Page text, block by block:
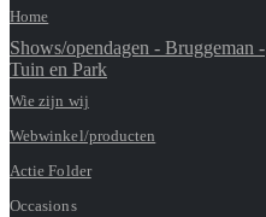
Home
Shows/opendagen - Bruggeman -
Tuin en Park
Wie zijn wij
Webwinkel/producten
Actie Folder
Occasions